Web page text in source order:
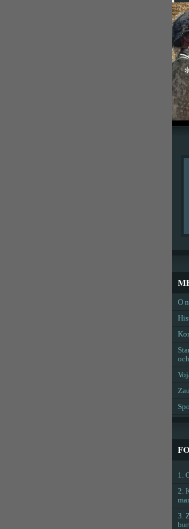
O
1.
2.
3.